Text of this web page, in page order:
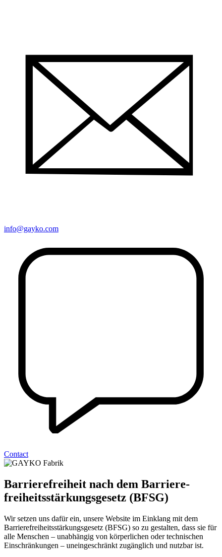
info@gayko.com
Contact
Barrierefreiheit nach dem Barriere­­
freiheits­­stärkungs­­gesetz (BFSG)
Wir setzen uns dafür ein, unsere Website im Einklang mit dem
Barrierefreiheitsstärkungsgesetz (BFSG) so zu gestalten, dass sie für
alle Menschen – unabhängig von körperlichen oder technischen
Einschränkungen – uneingeschränkt zugänglich und nutzbar ist.